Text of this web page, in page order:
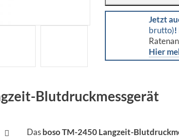
Jetzt
brutto)!
Hier
Blutdruckmessgerät
Dasboso TM-2450 Langzeit-